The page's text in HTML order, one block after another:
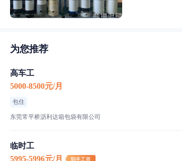
为您推荐
高车工
5000-8500元/月
包住
东莞常平桥沥利达箱包袋有限公司
临时工
5995-5996元/月